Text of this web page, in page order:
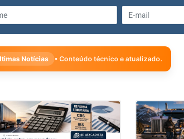
Notícias • Conteúdo técnico e atualizado.